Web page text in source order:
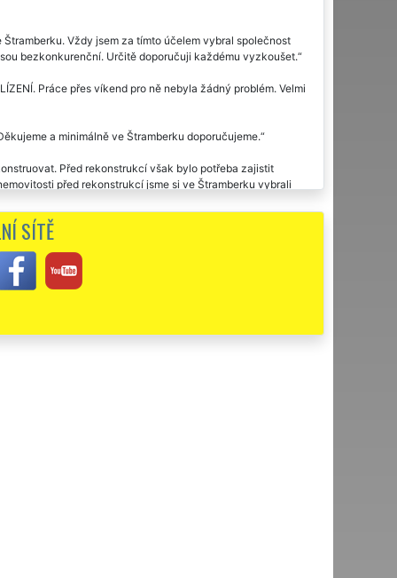
Vždy jsem za tímto účelem vybral společnost
bezkonkurenční. Určitě doporučuji každému vyzkoušet.
Práce přes víkend pro ně nebyla žádný problém. Velmi
a minimálně ve Štramberku doporučujeme.
Před rekonstrukcí však bylo potřeba zajistit
před rekonstrukcí jsme si ve Štramberku vybrali
SÍTĚ